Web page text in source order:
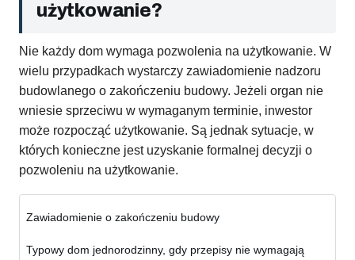
użytkowanie?
Nie każdy dom wymaga pozwolenia na użytkowanie. W
wielu przypadkach wystarczy zawiadomienie nadzoru
budowlanego o zakończeniu budowy. Jeżeli organ nie
wniesie sprzeciwu w wymaganym terminie, inwestor
może rozpocząć użytkowanie. Są jednak sytuacje, w
których konieczne jest uzyskanie formalnej decyzji o
pozwoleniu na użytkowanie.
Zawiadomienie o zakończeniu budowy
Typowy dom jednorodzinny, gdy przepisy nie wymagają